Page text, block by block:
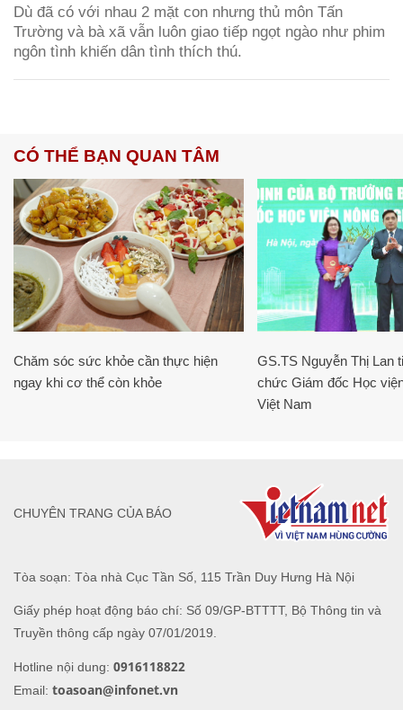
Dù đã có với nhau 2 mặt con nhưng thủ môn Tấn
Trường và bà xã vẫn luôn giao tiếp ngọt ngào như phim
ngôn tình khiến dân tình thích thú.
CÓ THỂ BẠN QUAN TÂM
Chăm sóc sức khỏe cần thực hiện
ngay khi cơ thể còn khỏe
GS.TS Nguyễn Thị Lan
chức Giám đốc Học
Việt Nam
Tòa soạn: Tòa nhà Cục Tần Số, 115 Trần Duy Hưng Hà Nội
Giấy phép hoạt động báo chí: Số 09/GP-BTTTT, Bộ Thông tin và
Truyền thông cấp ngày 07/01/2019.
Hotline nội dung: 0916118822
Email: toasoan@infonet.vn
CHUYÊN TRANG CỦA BÁO